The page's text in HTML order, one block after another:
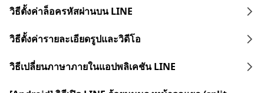
วิธีตั้งค่าล็อครหัสผ่านบน LINE
วิธีตั้งค่ารายละเอียดรูปและวิดีโอ
วิธีเปลี่ยนภาษาภายในแอปพลิเคชัน LINE